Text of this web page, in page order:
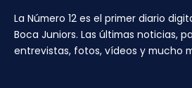
La Número 12 es el primer diario
Boca Juniors. Las últimas noticias,
entrevistas, fotos, vídeos y mucho